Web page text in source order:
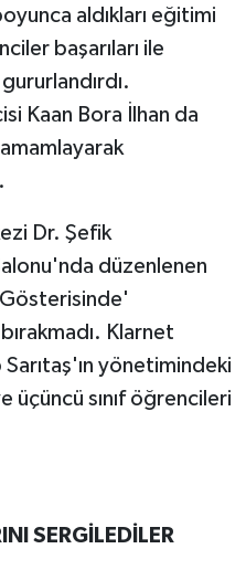
aldıkları eğitimi
başarıları ile
Kaan Bora İlhan da
Dr. Şefik
düzenlenen
Gösterisinde'
Klarnet
yönetimindeki
sınıf öğrencileri
SERGİLEDİLER